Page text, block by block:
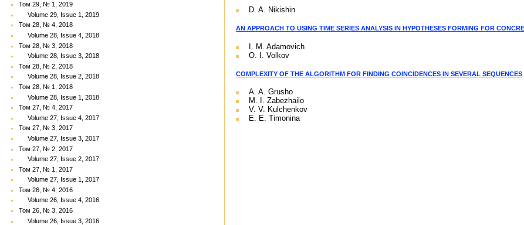
Том 29, № 1, 2019
Volume 29, Issue 1, 2019
Том 28, № 4, 2018
Volume 28, Issue 4, 2018
Том 28, № 3, 2018
Volume 28, Issue 3, 2018
Том 28, № 2, 2018
Volume 28, Issue 2, 2018
Том 28, № 1, 2018
Volume 28, Issue 1, 2018
Том 27, № 4, 2017
Volume 27, Issue 4, 2017
Том 27, № 3, 2017
Volume 27, Issue 3, 2017
Том 27, № 2, 2017
Volume 27, Issue 2, 2017
Том 27, № 1, 2017
Volume 27, Issue 1, 2017
Том 26, № 4, 2016
Volume 26, Issue 4, 2016
Том 26, № 3, 2016
Volume 26, Issue 3, 2016
D. A. Nikishin
AN APPROACH TO USING TIME SERIES ANALYSIS IN HYPOTHESES FORMING FOR
I. M. Adamovich
O. I. Volkov
COMPLEXITY OF THE ALGORITHM FOR FINDING COINCIDENCES IN SEVERAL SEQUENCES
A. A. Grusho
M. I. Zabezhailo
V. V. Kulchenkov
E. E. Timonina